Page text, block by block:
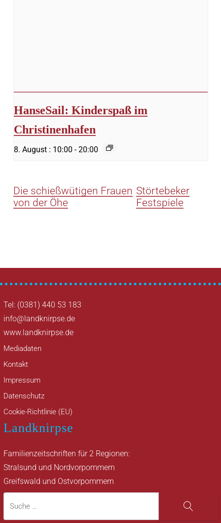
HanseSail: Kinderspaß im
Christinenhafen
8. August : 10:00 - 20:00
Die schießwütigen Frauen
von der Öhe
Störtebeker
Festspiele
Tel: (0381) 440 53 183
info@landknirpse.de
www.landknirpse.de
Mediadaten
Kontakt
Impressum
Datenschutz
Cookie-Richtlinie (EU)
Landknirpse
Familienzeitschriften für 2 Regionen:
Stralsund und Nordvorpommern
Greifswald und Ostvorpommern
Suche
Suche